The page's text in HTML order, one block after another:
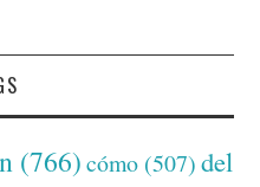
(766) cómo (507) del